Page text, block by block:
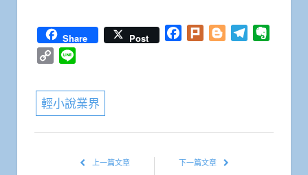
Share Post Facebook
Plurk BloggerTelegram
Copy
輕小說業界
上一篇文章 下一篇文章